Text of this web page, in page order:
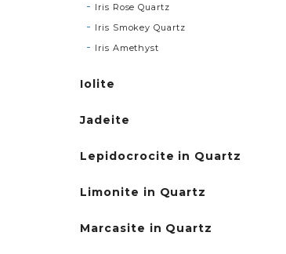
Iris Rose Quartz
Iris Smokey Quartz
Iris Amethyst
Iolite
Jadeite
Lepidocrocite in Quartz
Limonite in Quartz
Marcasite in Quartz